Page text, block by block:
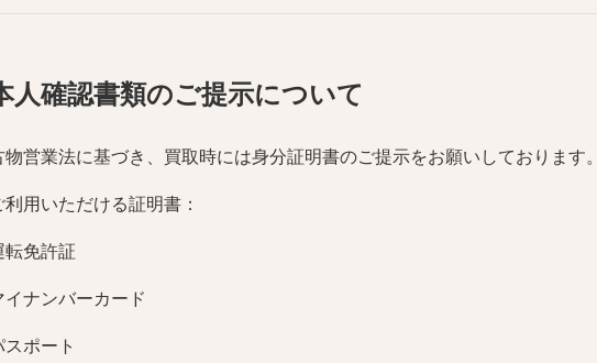
人確認書類のご提示について
物営業法に基づき、買取時には身分証明書のご提示をお願いしております
利用いただける証明書：
転免許証
イナンバーカード
スポート